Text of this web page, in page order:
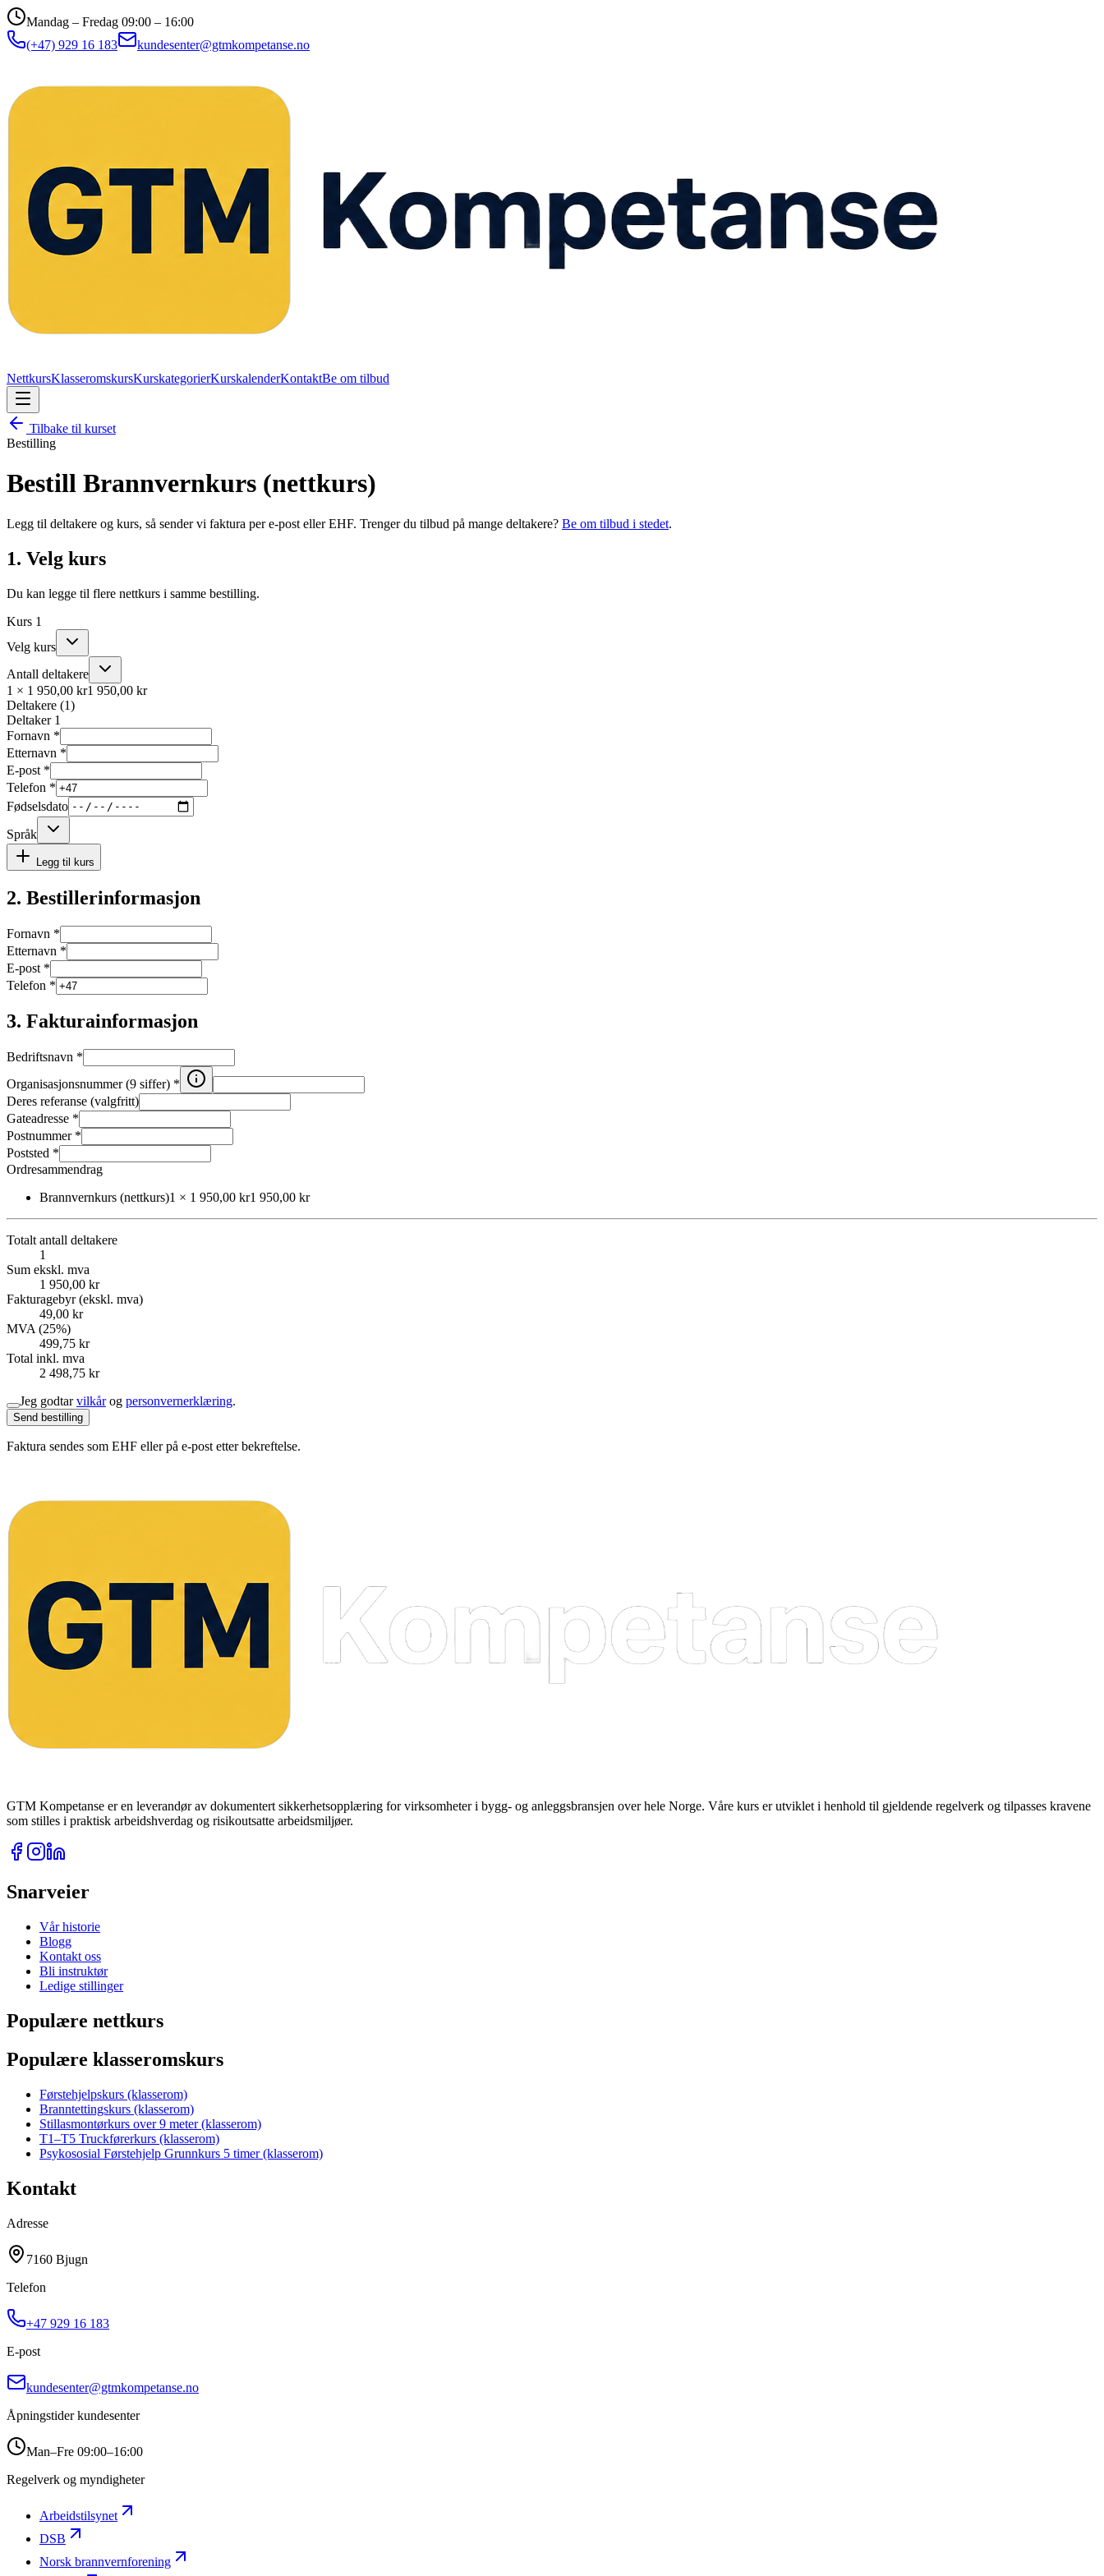
Mandag – Fredag 09:00 – 16:00
(+47) 929 16 183
kundesenter@gtmkompetanse.no
NettkursKlasseromskursKurskategorierKurskalenderKontaktBe om tilbud
Tilbake til kurset
Bestilling
Bestill Brannvernkurs (nettkurs)
Legg til deltakere og kurs, så sender vi faktura per e-post eller EHF. Trenger du tilbud på mange deltakere? Be om tilbud i stedet.
1. Velg kurs
Du kan legge til flere nettkurs i samme bestilling.
Kurs 1
Velg kurs
Antall deltakere
1 × 1 950,00 kr1 950,00 kr
Deltakere (1)
Deltaker 1
Fornavn *
Etternavn *
E-post *
Telefon *
Fødselsdato
Språk
Legg til kurs
2. Bestillerinformasjon
Fornavn *
Etternavn *
E-post *
Telefon *
3. Fakturainformasjon
Bedriftsnavn *
Organisasjonsnummer (9 siffer) *
Deres referanse (valgfritt)
Gateadresse *
Postnummer *
Poststed *
Ordresammendrag
Brannvernkurs (nettkurs)1 × 1 950,00 kr1 950,00 kr
Totalt antall deltakere
1
Sum ekskl. mva
1 950,00 kr
Fakturagebyr (ekskl. mva)
49,00 kr
MVA (25%)
499,75 kr
Total inkl. mva
2 498,75 kr
Jeg godtar vilkår og personvernerklæring.
Send bestilling
Faktura sendes som EHF eller på e-post etter bekreftelse.
GTM Kompetanse er en leverandør av dokumentert sikkerhetsopplæring for virksomheter i bygg- og anleggsbransjen over hele Norge. Våre kurs er utviklet i henhold til gjeldende regelverk og tilpasses kravene
som stilles i praktisk arbeidshverdag og risikoutsatte arbeidsmiljøer.
Snarveier
Vår historie
Blogg
Kontakt oss
Bli instruktør
Ledige stillinger
Populære nettkurs
Populære klasseromskurs
Førstehjelpskurs (klasserom)
Branntettingskurs (klasserom)
Stillasmontørkurs over 9 meter (klasserom)
T1–T5 Truckførerkurs (klasserom)
Psykososial Førstehjelp Grunnkurs 5 timer (klasserom)
Kontakt
Adresse
7160 Bjugn
Telefon
+47 929 16 183
E-post
kundesenter@gtmkompetanse.no
Åpningstider kundesenter
Man–Fre 09:00–16:00
Regelverk og myndigheter
Arbeidstilsynet
DSB
Norsk brannvernforening